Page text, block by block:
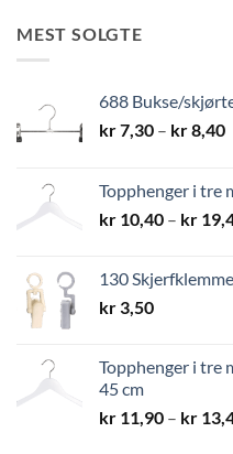
MEST SOLGTE
688 Bukse/
kr7,30 – kr8,40
Topphenger i tre
kr 10,40 – kr
130
kr 3,50
Topphenger i tre
45 cm
kr 11,90 – kr